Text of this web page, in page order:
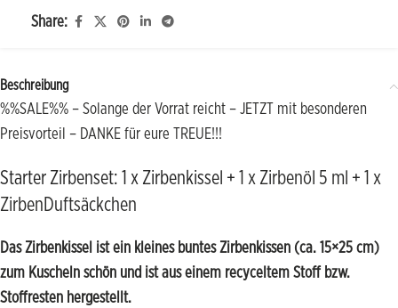
Share:
Beschreibung
%%SALE%% – Solange der Vorrat reicht – JETZT mit besonderen
Preisvorteil – DANKE für eure TREUE!!!
Starter Zirbenset: 1 x Zirbenkissel + 1 x Zirbenöl 5 ml + 1 x
ZirbenDuftsäckchen
Das Zirbenkissel ist ein kleines buntes Zirbenkissen (ca. 15×25 cm)
zum Kuscheln schön und ist aus einem recyceltem Stoff bzw.
Stoffresten hergestellt.